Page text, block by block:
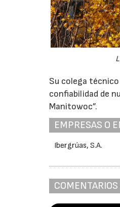
Su colega
confiabilidad de
Manitowoc”.
EMPRESAS O
Ibergrúas, S.A.